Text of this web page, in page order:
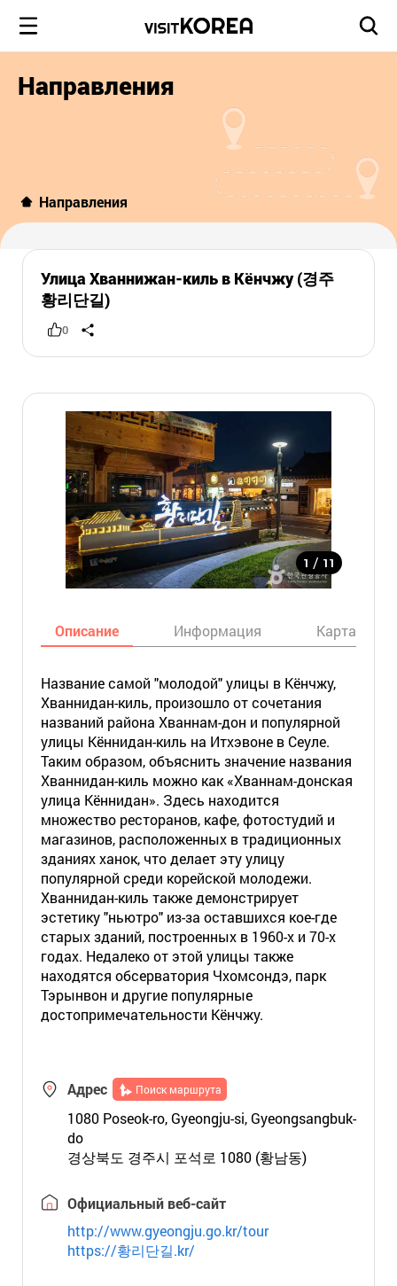
Направления
Направления
Улица Хваннижан-киль в Кёнчжу (경주
황리단길)
0
1 / 11
Описание Информация Карта
Название самой "молодой" улицы в Кёнчжу,
Хваннидан-киль, произошло от сочетания
названий района Хваннам-дон и популярной
улицы Кённидан-киль на Итхэвоне в Сеуле.
Таким образом, объяснить значение названия
Хваннидан-киль можно как «Хваннам-донская
улица Кённидан». Здесь находится
множество ресторанов, кафе, фотостудий и
магазинов, расположенных в традиционных
зданиях ханок, что делает эту улицу
популярной среди корейской молодежи.
Хваннидан-киль также демонстрирует
эстетику "ньютро" из-за оставшихся кое-где
старых зданий, построенных в 1960-х и 70-х
годах. Недалеко от этой улицы также
находятся обсерватория Чхомсондэ, парк
Тэрынвон и другие популярные
достопримечательности Кёнчжу.
Адрес Поиск маршрута
1080 Poseok-ro, Gyeongju-si, Gyeongsangbuk-
do
경상북도 경주시 포석로 1080 (황남동)
Официальный веб-сайт
http://www.gyeongju.go.kr/tour
https://황리단길.kr/